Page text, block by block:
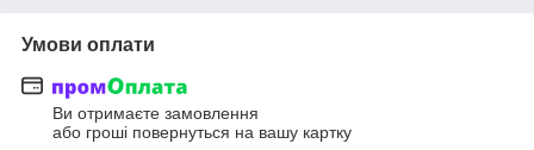
Умови оплати
Ви отримаєте замовлення
або гроші повернуться на вашу картку